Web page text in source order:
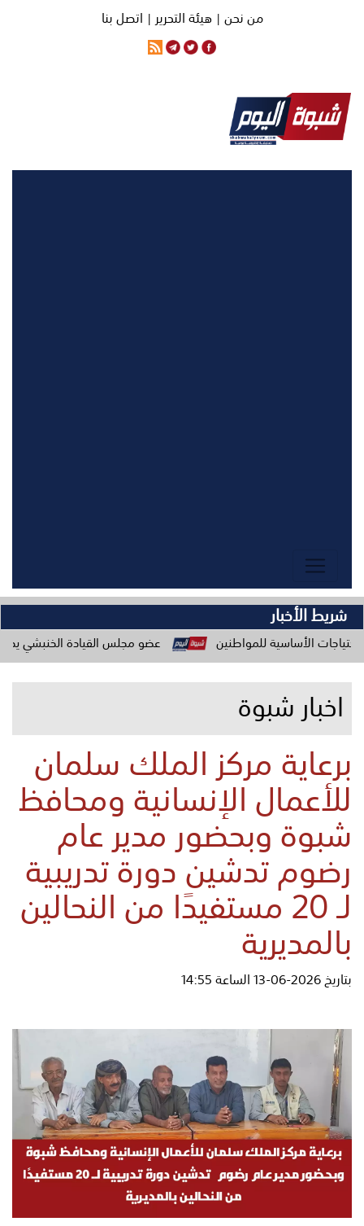
من نحن |هيئة التحرير | اتصل بنا
شريط الأخبار
للمواطنين عضو مجلس القيادة الخنبشي يدعو المكونات
اخبار شبوة
برعاية مركز الملك سلمان
للأعمال الإنسانية ومحافظ
شبوة وبحضور مدير عام
رضوم تدشين دورة تدريبية
لـ 20 مستفيدًا من النحالين
بالمديرية
بتاريخ 2026-06-13 الساعة 14:55